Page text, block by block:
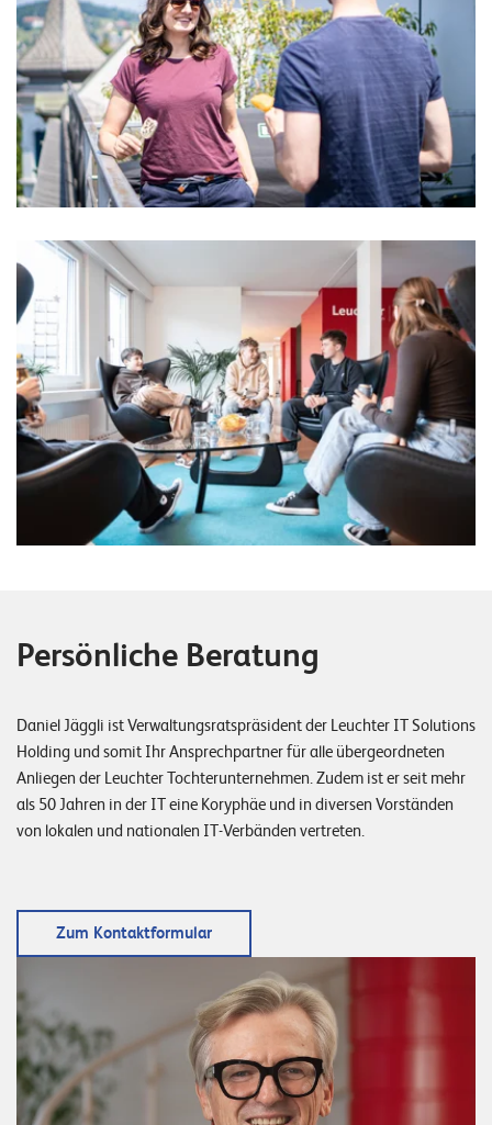
Persönliche Beratung
Daniel Jäggli ist Verwaltungsratspräsident der Leuchter IT Solutions
Holding und somit Ihr Ansprechpartner für alle übergeordneten
Anliegen der Leuchter Tochterunternehmen. Zudem ist er seit mehr
als 50 Jahren in der IT eine Koryphäe und in diversen Vorständen
von lokalen und nationalen IT-Verbänden vertreten.
Zum Kontaktformular